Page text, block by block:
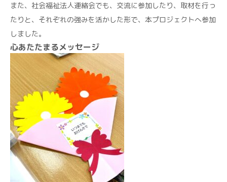
また、社会福祉法人連絡会でも、交流に参加したり、取材を行っ
たりと、それぞれの強みを活かした形で、本プロジェクトへ参加
しました。
心あたたまるメッセージ